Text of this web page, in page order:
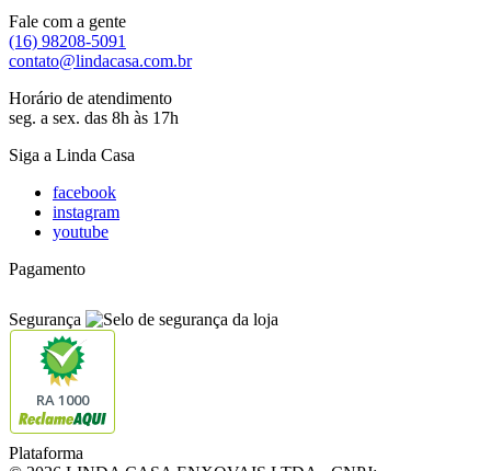
Fale com a gente
(16) 98208-5091
contato@lindacasa.com.br
Horário de atendimento
seg. a sex. das 8h às 17h
Siga a Linda Casa
facebook
instagram
youtube
Pagamento
Segurança
RA 1000
Plataforma